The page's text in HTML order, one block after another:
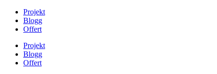
Projekt
Blogg
Offert
Projekt
Blogg
Offert